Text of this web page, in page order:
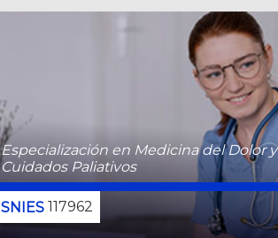
CONOCE MÁS
Especialización en Medicina del Dolor y
Cuidados Paliativos
117962